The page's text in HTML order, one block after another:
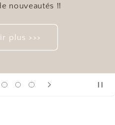
nouveautés !!
plus >>>